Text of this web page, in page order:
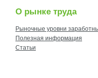
О рынке труда
Рыночные уровни
Полезная информация
Статьи